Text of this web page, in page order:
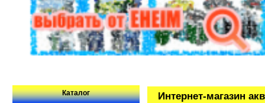
Каталог
Интернет-магазин